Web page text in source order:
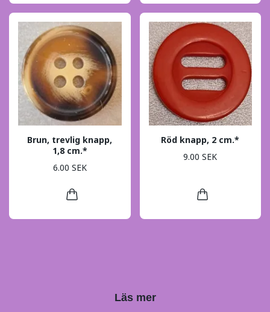
Brun, trevlig knapp,
1,8 cm.*
6.00 SEK
Röd knapp, 2 cm.*
9.00 SEK
Läs mer